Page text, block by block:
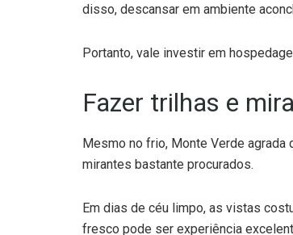
disso, descansar em ambiente
Portanto, vale investir em
Fazer trilhas e
Mesmo no frio, Monte Verde
mirantes bastante procurados.
Em dias de céu limpo, as vistas
fresco pode ser experiência